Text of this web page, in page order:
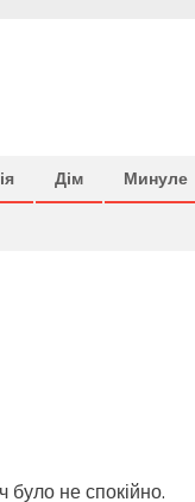
Дім Минуле
було не спокійно.